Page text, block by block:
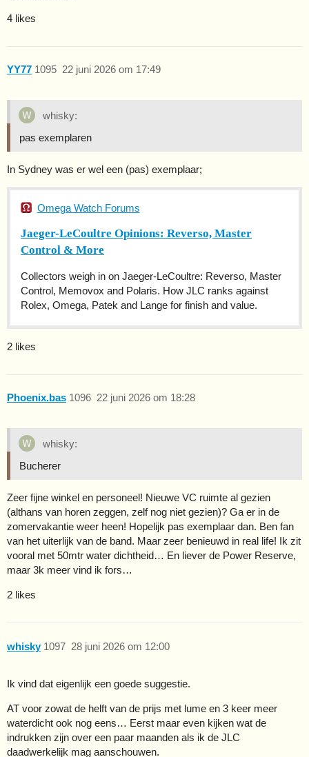
4 likes
YY77 22 juni 2026 om 17:49
1095
whisky:
pas exemplaren
In Sydney was er wel een (pas) exemplaar;
Omega Watch Forums
Jaeger-LeCoultre Opinions: Reverso, Master
Control & More
Collectors weigh in on Jaeger-LeCoultre: Reverso, Master
Control, Memovox and Polaris. How JLC ranks against
Rolex, Omega, Patek and Lange for finish and value.
2 likes
Phoenix.bas 22 juni 2026 om 18:28
1096
whisky:
Bucherer
Zeer fijne winkel en personeel! Nieuwe VC ruimte al gezien
(althans van horen zeggen, zelf nog niet gezien)? Ga er in de
zomervakantie weer heen! Hopelijk pas exemplaar dan. Ben fan
van het uiterlijk van de band. Maar zeer benieuwd in real life! Ik zit
vooral met 50mtr water dichtheid… En liever de Power Reserve,
maar 3k meer vind ik fors…
2 likes
whisky 28 juni 2026 om 12:00
1097
Ik vind dat eigenlijk een goede suggestie.
AT voor zowat de helft van de prijs met lume en 3 keer meer
waterdicht ook nog eens… Eerst maar even kijken wat de
indrukken zijn over een paar maanden als ik de JLC
daadwerkelijk mag aanschouwen.